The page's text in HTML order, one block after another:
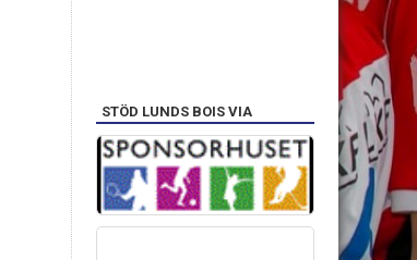
STÖD LUNDS BOIS VIA